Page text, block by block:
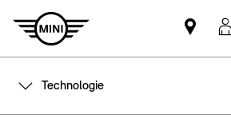
Vind
een
Technologie